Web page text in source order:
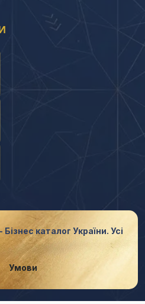
каталог України. Усі
Умови